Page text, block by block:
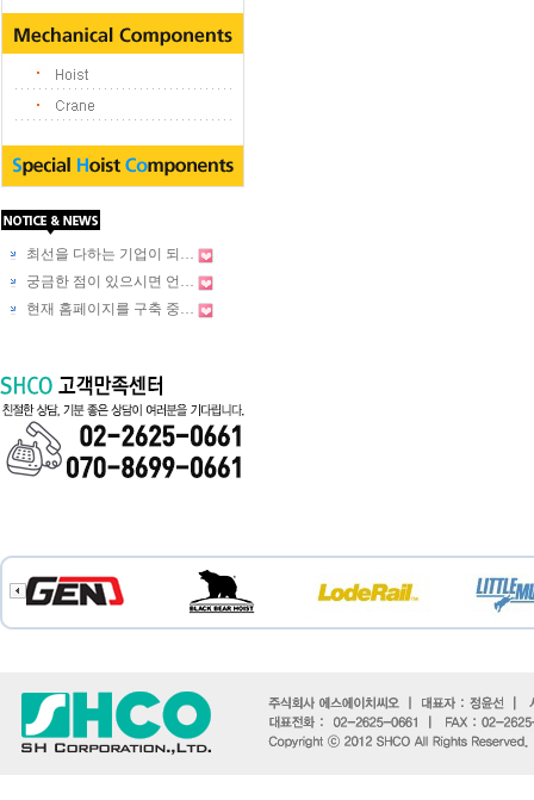
최선을 다하는 기업이 되…
궁금한 점이 있으시면 언…
현재 홈페이지를 구축 중…